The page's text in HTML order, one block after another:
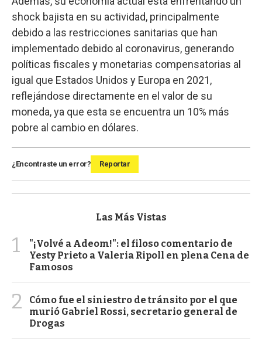
shock bajista en su actividad, principalmente
debido a las restricciones sanitarias que han
implementado debido al coronavirus, generando
políticas fiscales y monetarias compensatorias al
igual que Estados Unidos y Europa en 2021,
reflejándose directamente en el valor de su
moneda, ya que esta se encuentra un 10% más
pobre al cambio en dólares.
¿Encontraste un error? Reportar
Las Más Vistas
1
"¡Volvé a Adeom!": el filoso comentario de
Yesty Prieto a Valeria Ripoll en plena Cena de
Famosos
2
Cómo fue el siniestro de tránsito por el que
murió Gabriel Rossi, secretario general de
Drogas